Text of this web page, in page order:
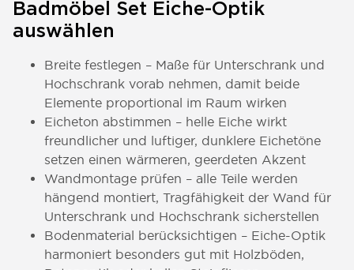
Badmöbel Set Eiche-Optik
auswählen
Breite festlegen – Maße für Unterschrank und
Hochschrank vorab nehmen, damit beide
Elemente proportional im Raum wirken
Eicheton abstimmen – helle Eiche wirkt
freundlicher und luftiger, dunklere Eichetöne
setzen einen wärmeren, geerdeten Akzent
Wandmontage prüfen – alle Teile werden
hängend montiert, Tragfähigkeit der Wand für
Unterschrank und Hochschrank sicherstellen
Bodenmaterial berücksichtigen – Eiche-Optik
harmoniert besonders gut mit Holzböden,